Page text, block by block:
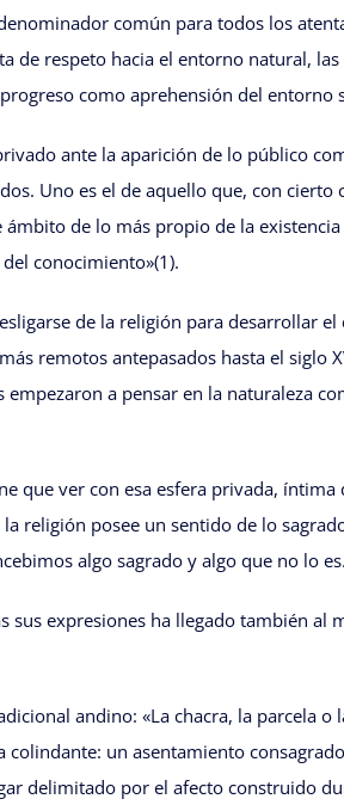
común para todos los
respeto hacia el entorno natural,
como aprehensión del entorno
ante la aparición de lo público
Uno es el de aquello que, con
de lo más propio de la
conocimiento»(1).
de la religión para desarrollar
remotos antepasados hasta el
a pensar en la naturaleza
que ver con esa esfera privada,
religión posee un sentido de lo
algo sagrado y algo que no lo es.
sus expresiones ha llegado también
andino: «La chacra, la parcela
un asentamiento
delimitado por el afecto construido